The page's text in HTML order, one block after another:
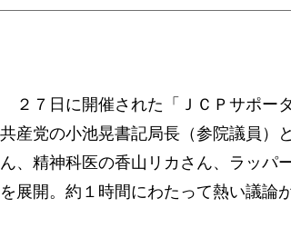
２７日に開催された「ＪＣＰサポー
共産党の小池晃書記局長（参院議員）
ん、精神科医の香山リカさん、ラッパ
を展開。約１時間にわたって熱い議論